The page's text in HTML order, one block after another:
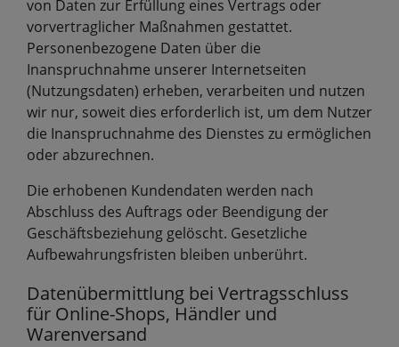
von Daten zur Erfüllung eines Vertrags oder
vorvertraglicher Maßnahmen gestattet.
Personenbezogene Daten über die
Inanspruchnahme unserer Internetseiten
(Nutzungsdaten) erheben, verarbeiten und nutzen
wir nur, soweit dies erforderlich ist, um dem Nutzer
die Inanspruchnahme des Dienstes zu ermöglichen
oder abzurechnen.
Die erhobenen Kundendaten werden nach
Abschluss des Auftrags oder Beendigung der
Geschäftsbeziehung gelöscht. Gesetzliche
Aufbewahrungsfristen bleiben unberührt.
Datenübermittlung bei Vertragsschluss
für Online-Shops, Händler und
Warenversand